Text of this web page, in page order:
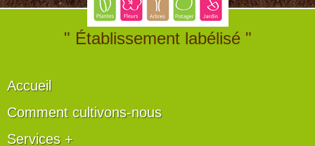
" Établissement labélisé "
Accueil
Comment cultivons-nous
Services +